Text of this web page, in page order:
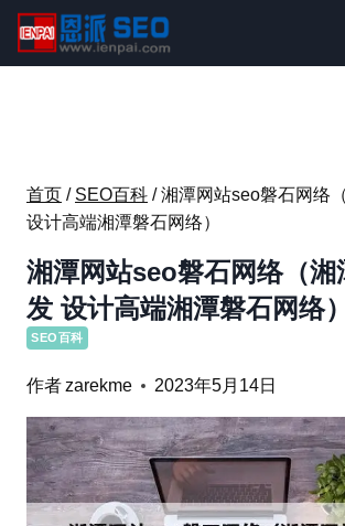
内
首页 / SEO百科 / 湘潭网站seo磐石网络
设计高端湘潭磐石网络）
湘潭网站seo磐石网络（湘
发 设计高端湘潭磐石网络）
SEO百科
作者zarekme 2023年5月14日